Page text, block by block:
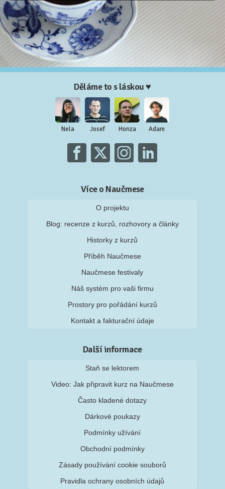
Děláme to s láskou ♥
Nela Josef Honza Adam
Více o Naučmese
O projektu
Blog: recenze z kurzů, rozhovory a články
Historky z kurzů
Příběh Naučmese
Naučmese festivaly
Náš systém pro vaši firmu
Prostory pro pořádání kurzů
Kontakt a fakturační údaje
Další informace
Staň se lektorem
Video: Jak připravit kurz na Naučmese
Často kladené dotazy
Dárkové poukazy
Podmínky užívání
Obchodní podmínky
Zásady používání cookie souborů
Pravidla ochrany osobních údajů